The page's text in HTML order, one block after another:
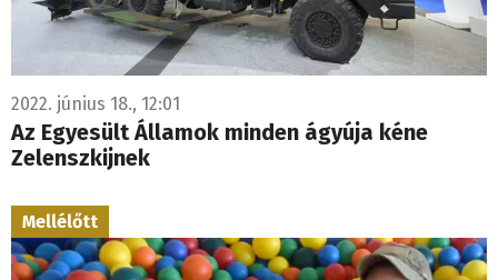
2022. június 18., 12:01
Az Egyesült Államok minden ágyúja kéne
Zelenszkijnek
Mellélőtt